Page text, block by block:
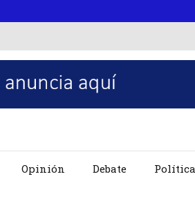
Opinión Debate Política